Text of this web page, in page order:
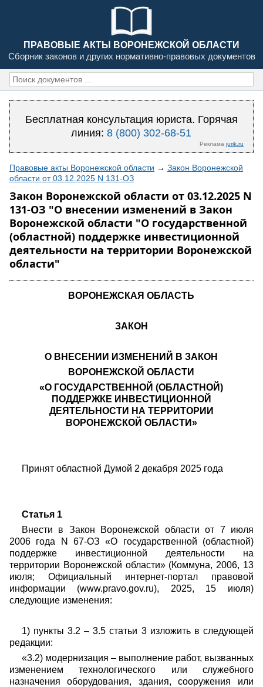
ПРАВОВЫЕ АКТЫ ВОРОНЕЖСКОЙ ОБЛАСТИ
Сборник законов и других нормативно-правовых документов
Бесплатная консультация юриста. Горячая
линия:8 (800) 302-68-51
Реклама jurik.ru
Правовые акты Воронежской области → Закон Воронежской
области от 03.12.2025 N 131-ОЗ
Закон Воронежской области от 03.12.2025 N
131-ОЗ "О внесении изменений в Закон
Воронежской области "О государственной
(областной) поддержке инвестиционной
деятельности на территории Воронежской
области"
ВОРОНЕЖСКАЯ ОБЛАСТЬ
ЗАКОН
О ВНЕСЕНИИ ИЗМЕНЕНИЙ В ЗАКОН
ВОРОНЕЖСКОЙ ОБЛАСТИ
«О ГОСУДАРСТВЕННОЙ (ОБЛАСТНОЙ)
ПОДДЕРЖКЕ ИНВЕСТИЦИОННОЙ
ДЕЯТЕЛЬНОСТИ НА ТЕРРИТОРИИ
ВОРОНЕЖСКОЙ ОБЛАСТИ»
Принят областной Думой 2 декабря 2025 года
Статья 1
Внести в Закон Воронежской области от 7 июля
2006 года N 67-ОЗ «О государственной (областной)
поддержке инвестиционной деятельности на
территории Воронежской области» (Коммуна, 2006, 13
июля; Официальный интернет-портал правовой
информации (www.pravo.gov.ru), 2025, 15 июля)
следующие изменения:
1) пункты 3.2 – 3.5 статьи 3 изложить в следующей
редакции:
«3.2) модернизация – выполнение работ, вызванных
изменением технологического или служебного
назначения оборудования, здания, сооружения или